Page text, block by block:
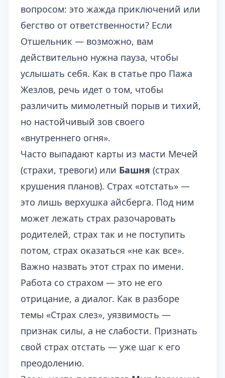
вопросом: это жажда приключений или
бегство от ответственности? Если
Отшельник — возможно, вам
действительно нужна пауза, чтобы
услышать себя. Как в статье про Пажа
Жезлов, речь идет о том, чтобы
различить мимолетный порыв и тихий,
но настойчивый зов своего
«внутреннего огня».
Часто выпадают карты из масти Мечей
(страхи, тревоги) или Башня (страх
крушения планов). Страх «отстать» —
это лишь верхушка айсберга. Под ним
может лежать страх разочаровать
родителей, страх так и не поступить
потом, страх оказаться «не как все».
Важно назвать этот страх по имени.
Работа со страхом — это не его
отрицание, а диалог. Как в разборе
темы «Страх слез», уязвимость —
признак силы, а не слабости. Признать
свой страх отстать — уже шаг к его
преодолению.